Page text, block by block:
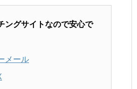
ングサイトなので安心で
メール